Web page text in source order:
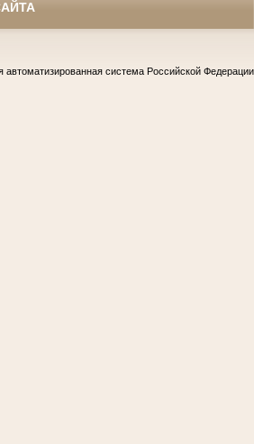
автоматизированная система Российской